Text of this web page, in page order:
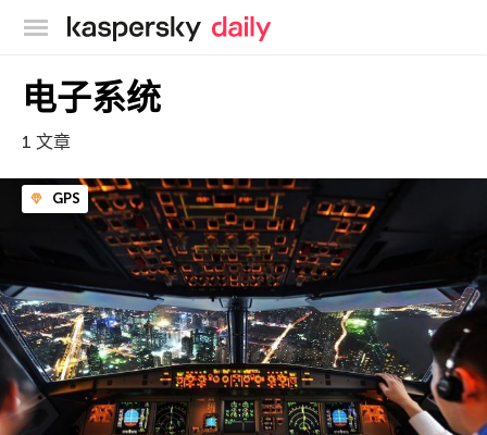
卡巴斯基官方博客
电子系统
1 文章
GPS